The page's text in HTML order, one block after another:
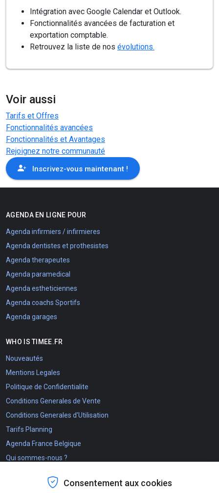
Consentement aux cookies
Intégration avec Google Calendar et Outlook.
Fonctionnalités avancées de facturation et
exportation comptable.
Retrouvez la liste de nos évolutions.
Voir aussi
Tarifs et Offres
Fonctionnalités avancées
Fonctionnalités et Avantages
Rejoignez notre communauté
Inscrivez-vous maintenant !
AGENDA EN LIGNE POUR
Agenda infirmiers / infirmieres
Agenda dentistes et prothesistes
Agenda therapeutes
Agenda paramedical
Agenda estheticiennes
Agenda coachs Sportifs
Agenda garages
WHO IS TIMEE.FR
Nouveautés
Mentions Legales
Politique de Confidentialite
Conditions Generales de Vente
Conditions Generales d'Utilisation
Tarifs Planning
Agenda France Belgique
Qui sommes-nous ?